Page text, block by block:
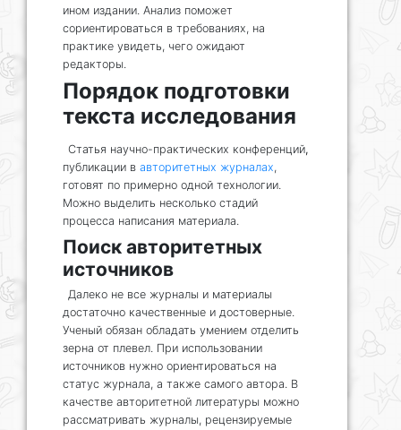
ином издании. Анализ поможет
сориентироваться в требованиях, на
практике увидеть, чего ожидают
редакторы.
Порядок подготовки
текста исследования
Статья научно-практических конференций,
публикации в авторитетных журналах,
готовят по примерно одной технологии.
Можно выделить несколько стадий
процесса написания материала.
Поиск авторитетных
источников
Далеко не все журналы и материалы
достаточно качественные и достоверные.
Ученый обязан обладать умением отделить
зерна от плевел. При использовании
источников нужно ориентироваться на
статус журнала, а также самого автора. В
качестве авторитетной литературы можно
рассматривать журналы, рецензируемые